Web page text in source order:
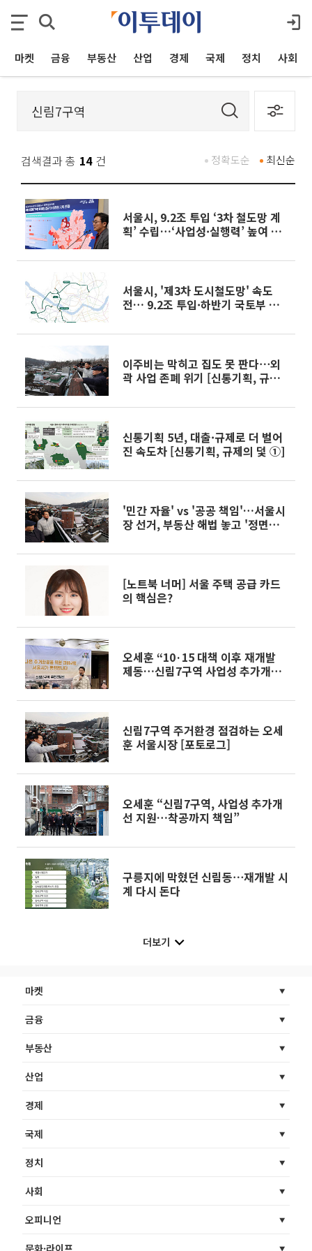
마켓 금융 부동산 산업 경제 국제 정치 사회
검색결과 총 14 건 최신순
정확도순
서울시, 9.2조 투입 ‘3차 철도망 계
획’ 수립…‘사업성·실행력’ 높여 조
서울시, '제3차 도시철도망' 속도
전… 9.2조 투입·하반기 국토부 승
이주비는 막히고 집도 못 판다⋯외
곽 사업 존폐 위기 [신통기획, 규제
신통기획 5년, 대출·규제로 더 벌어
진 속도차 [신통기획, 규제의 덫 ①]
'민간 자율' vs '공공 책임'…서울시
장 선거, 부동산 해법 놓고 '정면충
[노트북 너머] 서울 주택 공급 카드
의 핵심은?
오세훈 “10·15 대책 이후 재개발
제동…신림7구역 사업성 추가개선
신림7구역 주거환경 점검하는 오세
훈 서울시장 [포토로그]
오세훈 “신림7구역, 사업성 추가개
선 지원…착공까지 책임”
구릉지에 막혔던 신림동⋯재개발 시
계 다시 돈다
더보기
마켓
금융
부동산
산업
경제
국제
정치
사회
오피니언
문화·라이프